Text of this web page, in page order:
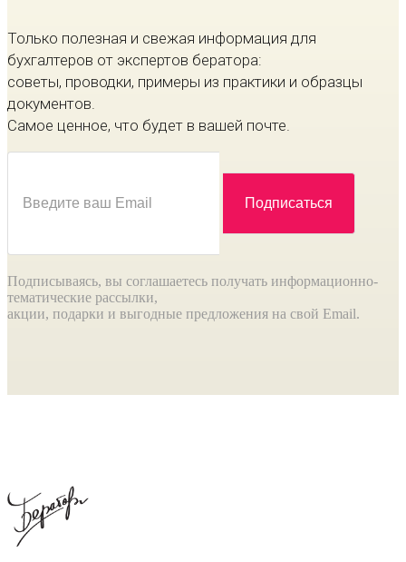
Только полезная и свежая информация для
бухгалтеров от экспертов бератора:
советы, проводки, примеры из практики и образцы
документов.
Самое ценное, что будет в вашей почте.
Подписываясь, вы соглашаетесь получать информационно-
тематические рассылки,
акции, подарки и выгодные предложения на свой Email.